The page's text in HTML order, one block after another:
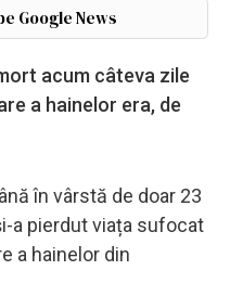
Google News
acum câteva zile
a hainelor era, de
în vârstă de doar 23
a pierdut viața sufocat
a hainelor din